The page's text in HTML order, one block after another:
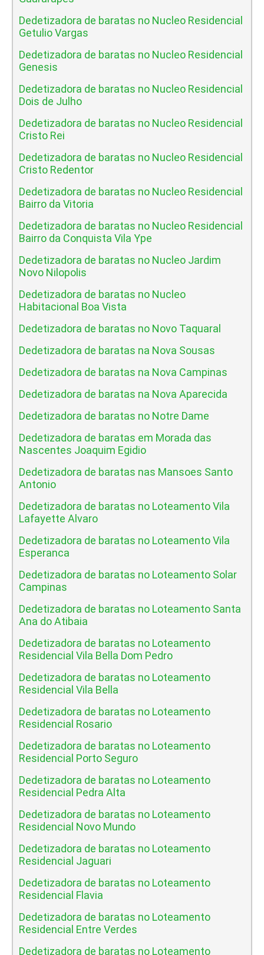
Dedetizadora de baratas no Nucleo Residencial
Getulio Vargas
Dedetizadora de baratas no Nucleo Residencial
Genesis
Dedetizadora de baratas no Nucleo Residencial
Dois de Julho
Dedetizadora de baratas no Nucleo Residencial
Cristo Rei
Dedetizadora de baratas no Nucleo Residencial
Cristo Redentor
Dedetizadora de baratas no Nucleo Residencial
Bairro da Vitoria
Dedetizadora de baratas no Nucleo Residencial
Bairro da Conquista Vila Ype
Dedetizadora de baratas no Nucleo Jardim
Novo Nilopolis
Dedetizadora de baratas no Nucleo
Habitacional Boa Vista
Dedetizadora de baratas no Novo Taquaral
Dedetizadora de baratas na Nova Sousas
Dedetizadora de baratas na Nova Campinas
Dedetizadora de baratas na Nova Aparecida
Dedetizadora de baratas no Notre Dame
Dedetizadora de baratas em Morada das
Nascentes Joaquim Egidio
Dedetizadora de baratas nas Mansoes Santo
Antonio
Dedetizadora de baratas no Loteamento Vila
Lafayette Alvaro
Dedetizadora de baratas no Loteamento Vila
Esperanca
Dedetizadora de baratas no Loteamento Solar
Campinas
Dedetizadora de baratas no Loteamento Santa
Ana do Atibaia
Dedetizadora de baratas no Loteamento
Residencial Vila Bella Dom Pedro
Dedetizadora de baratas no Loteamento
Residencial Vila Bella
Dedetizadora de baratas no Loteamento
Residencial Rosario
Dedetizadora de baratas no Loteamento
Residencial Porto Seguro
Dedetizadora de baratas no Loteamento
Residencial Pedra Alta
Dedetizadora de baratas no Loteamento
Residencial Novo Mundo
Dedetizadora de baratas no Loteamento
Residencial Jaguari
Dedetizadora de baratas no Loteamento
Residencial Flavia
Dedetizadora de baratas no Loteamento
Residencial Entre Verdes
Dedetizadora de baratas no Loteamento